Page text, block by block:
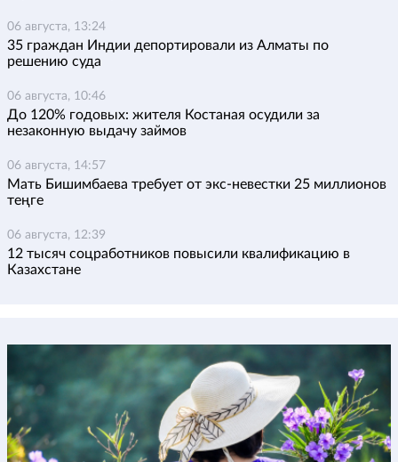
06 августа, 13:24
35 граждан Индии депортировали из Алматы по
решению суда
06 августа, 10:46
До 120% годовых: жителя Костаная осудили за
незаконную выдачу займов
06 августа, 14:57
Мать Бишимбаева требует от экс-невестки 25 миллионов
теңге
06 августа, 12:39
12 тысяч соцработников повысили квалификацию в
Казахстане